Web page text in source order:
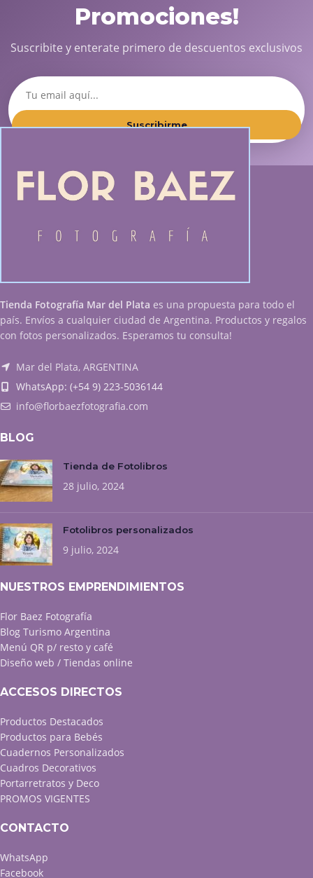
Promociones!
Suscribite y enterate primero de descuentos exclusivos
Suscribirme
Tienda Fotografía Mar del Plata es una propuesta para todo el
país. Envíos a cualquier ciudad de Argentina. Productos y regalos
con fotos personalizados. Esperamos tu consulta!
Mar del Plata, ARGENTINA
WhatsApp: (+54 9) 223-5036144
info@florbaezfotografia.com
BLOG
Tienda de Fotolibros
28 julio, 2024
Fotolibros personalizados
9 julio, 2024
NUESTROS EMPRENDIMIENTOS
Flor Baez Fotografía
Blog Turismo Argentina
Menú QR p/ resto y café
Diseño web / Tiendas online
ACCESOS DIRECTOS
Productos Destacados
Productos para Bebés
Cuadernos Personalizados
Cuadros Decorativos
Portarretratos y Deco
PROMOS VIGENTES
CONTACTO
WhatsApp
Facebook